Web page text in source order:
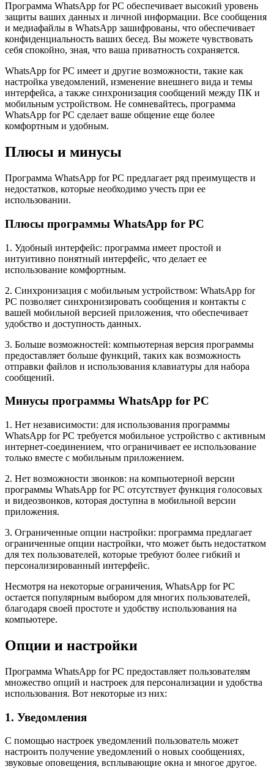
Программа WhatsApp for PC обеспечивает высокий уровень
защиты ваших данных и личной информации. Все сообщения
и медиафайлы в WhatsApp зашифрованы, что обеспечивает
конфиденциальность ваших бесед. Вы можете чувствовать
себя спокойно, зная, что ваша приватность сохраняется.
WhatsApp for PC имеет и другие возможности, такие как
настройка уведомлений, изменение внешнего вида и темы
интерфейса, а также синхронизация сообщений между ПК и
мобильным устройством. Не сомневайтесь, программа
WhatsApp for PC сделает ваше общение еще более
комфортным и удобным.
Плюсы и минусы
Программа WhatsApp for PC предлагает ряд преимуществ и
недостатков, которые необходимо учесть при ее
использовании.
Плюсы программы WhatsApp for PC
1. Удобный интерфейс: программа имеет простой и
интуитивно понятный интерфейс, что делает ее
использование комфортным.
2. Синхронизация с мобильным устройством: WhatsApp for
PC позволяет синхронизировать сообщения и контакты с
вашей мобильной версией приложения, что обеспечивает
удобство и доступность данных.
3. Больше возможностей: компьютерная версия программы
предоставляет больше функций, таких как возможность
отправки файлов и использования клавиатуры для набора
сообщений.
Минусы программы WhatsApp for PC
1. Нет независимости: для использования программы
WhatsApp for PC требуется мобильное устройство с активным
интернет-соединением, что ограничивает ее использование
только вместе с мобильным приложением.
2. Нет возможности звонков: на компьютерной версии
программы WhatsApp for PC отсутствует функция голосовых
и видеозвонков, которая доступна в мобильной версии
приложения.
3. Ограниченные опции настройки: программа предлагает
ограниченные опции настройки, что может быть недостатком
для тех пользователей, которые требуют более гибкий и
персонализированный интерфейс.
Несмотря на некоторые ограничения, WhatsApp for PC
остается популярным выбором для многих пользователей,
благодаря своей простоте и удобству использования на
компьютере.
Опции и настройки
Программа WhatsApp for PC предоставляет пользователям
множество опций и настроек для персонализации и удобства
использования. Вот некоторые из них:
1. Уведомления
С помощью настроек уведомлений пользователь может
настроить получение уведомлений о новых сообщениях,
звуковые оповещения, всплывающие окна и многое другое.